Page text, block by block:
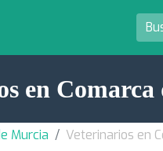
en
Murcia Veterinarios en